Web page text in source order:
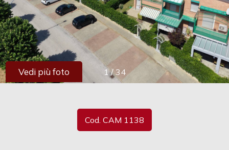
1 / 34
Vedi più foto
Cod. CAM 1138
dove
cercare
Provincia
Comune